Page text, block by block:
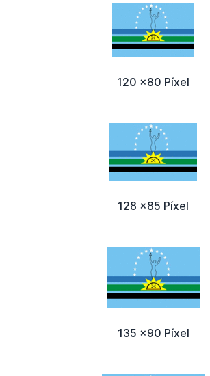
120 x80 Píxel
128 x85 Píxel
135 x90 Píxel